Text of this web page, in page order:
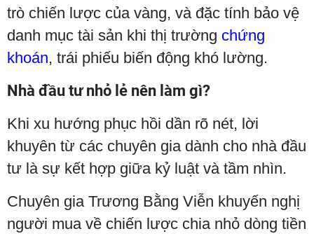
trò chiến lược của vàng, và đặc tính bảo vệ
danh mục tài sản khi thị trường chứng
khoán, trái phiếu biến động khó lường.
Nhà đầu tư nhỏ lẻ nên làm gì?
Khi xu hướng phục hồi dần rõ nét, lời
khuyên từ các chuyên gia dành cho nhà đầu
tư là sự kết hợp giữa kỷ luật và tầm nhìn.
Chuyên gia Trương Bằng Viễn khuyến nghị
người mua về chiến lược chia nhỏ dòng tiền